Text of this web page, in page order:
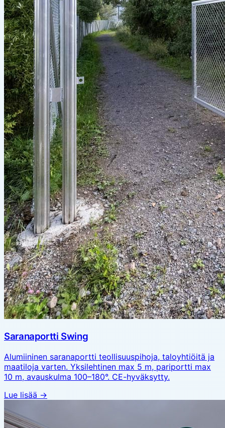
Saranaportti Swing
Alumiininen saranaportti teollisuuspihoja, taloyhtiöitä ja
maatiloja varten. Yksilehtinen max 5 m, pariportti max
10 m, avauskulma 100–180°. CE-hyväksytty.
Lue lisää →